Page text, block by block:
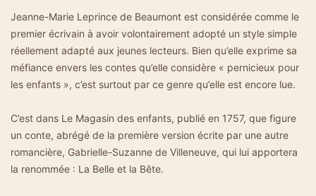
Jeanne-Marie Leprince de Beaumont est considérée comme le
premier écrivain à avoir volontairement adopté un style simple
réellement adapté aux jeunes lecteurs. Bien qu’elle exprime sa
méfiance envers les contes qu’elle considère « pernicieux pour
les enfants », c’est surtout par ce genre qu’elle est encore lue.
C’est dans Le Magasin des enfants, publié en 1757, que figure
un conte, abrégé de la première version écrite par une autre
romancière, Gabrielle-Suzanne de Villeneuve, qui lui apportera
la renommée : La Belle et la Bête.